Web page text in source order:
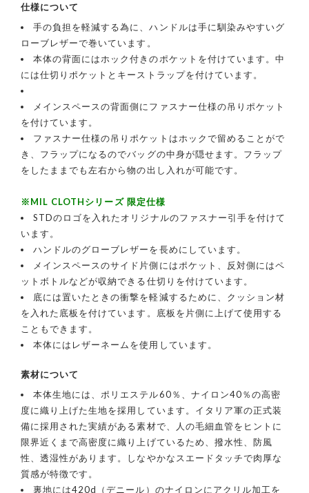
仕様について
手の負担を軽減する為に、ハンドルは手に馴染みやすいグ
ローブレザーで巻いています。
本体の背面にはホック付きのポケットを付けています。中
には仕切りポケットとキーストラップを付けています。
メインスペースの背面側にファスナー仕様の吊りポケット
を付けています。
ファスナー仕様の吊りポケットはホックで留めることがで
き、フラップになるのでバッグの中身が隠せます。フラップ
をしたままでも左右から物の出し入れが可能です。
※MIL CLOTHシリーズ 限定仕様
STDのロゴを入れたオリジナルのファスナー引手を付けて
います。
ハンドルのグローブレザーを長めにしています。
メインスペースのサイド片側にはポケット、反対側にはペ
ットボトルなどが収納できる仕切りを付けています。
底には置いたときの衝撃を軽減するために、クッション材
を入れた底板を付けています。底板を片側に上げて使用する
こともできます。
本体にはレザーネームを使用しています。
素材について
本体生地には、ポリエステル60％、ナイロン40％の高密
度に織り上げた生地を採用しています。イタリア軍の正式装
備に採用された実績がある素材で、人の毛細血管をヒントに
限界近くまで高密度に織り上げているため、撥水性、防風
性、透湿性があります。しなやかなスエードタッチで肉厚な
質感が特徴です。
裏地には420d（デニール）のナイロンにアクリル加工を